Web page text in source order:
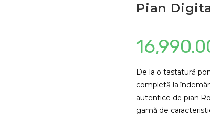
Pian
De la o tastatură
completă la
autentice de pian
gamă de